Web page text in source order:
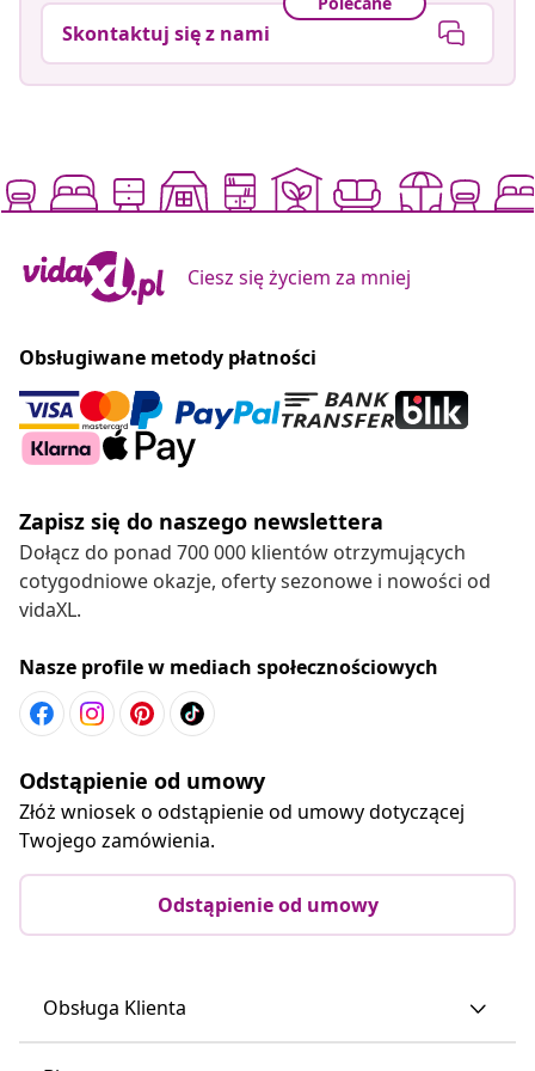
Skontaktuj się z nami
Ciesz się życiem za mniej
Obsługiwane metody płatności
Zapisz się do naszego newslettera
Dołącz do ponad 700 000 klientów otrzymujących
cotygodniowe okazje, oferty sezonowe i nowości od
vidaXL.
Nasze profile w mediach społecznościowych
Odstąpienie od umowy
Złóż wniosek o odstąpienie od umowy dotyczącej
Twojego zamówienia.
Odstąpienie od umowy
Obsługa Klienta